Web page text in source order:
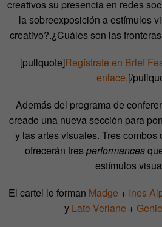
creativos su presencia en redes
la sobreexposición a estímulos
creativo?.¿Cuáles son las
[pullquote]Regístrate en Brief
enlace.[/
Además del programa de
creado una nueva sección para
y las artes visuales. Tres
ofrecerán tresperformances
estímulos
El cartel lo forman Madge + Ines
y Late Verlane +